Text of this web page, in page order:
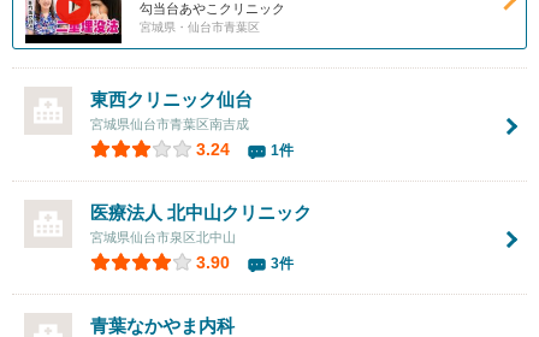
勾当台あやこクリニック
宮城県・仙台市青葉区
東西クリニック仙台
宮城県仙台市青葉区南吉成
3.24 1件
医療法人 北中山クリニック
宮城県仙台市泉区北中山
3.90 3件
青葉なかやま内科